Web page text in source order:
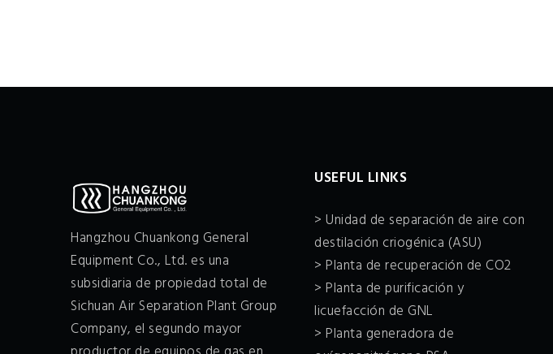
Hangzhou Chuankong General
Equipment Co., Ltd. es una
subsidiaria de propiedad total de
Sichuan Air Separation Plant Group
Company, el segundo mayor
USEFUL LINKS
> Unidad de separación de aire con
destilación criogénica (ASU)
> Planta de recuperación de CO2
> Planta de purificación y
licuefacción de GNL
> Planta generadora de